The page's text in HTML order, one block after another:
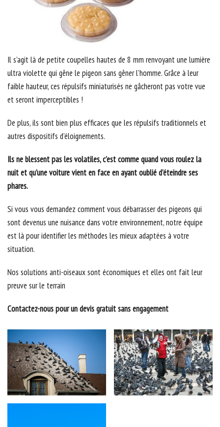
Il s’agit là de petite coupelles hautes de 8 mm renvoyant une lumière
ultra violette qui gêne le pigeon sans gêner l’homme. Grâce à leur
faible hauteur, ces répulsifs miniaturisés ne gâcheront pas votre vue
et seront imperceptibles !
De plus, ils sont bien plus efficaces que les répulsifs traditionnels et
autres dispositifs d’éloignements.
Ils ne blessent pas les volatiles, c’est comme quand vous roulez la
nuit et qu’une voiture vient en face en ayant oublié d’éteindre ses
phares.
Si vous vous demandez comment vous débarrasser des pigeons qui
sont devenus une nuisance dans votre environnement, notre équipe
est là pour identifier les méthodes les mieux adaptées à votre
situation.
Nos solutions anti-oiseaux sont économiques et elles ont fait leur
preuve sur le terrain
Contactez-nous pour un devis gratuit sans engagement